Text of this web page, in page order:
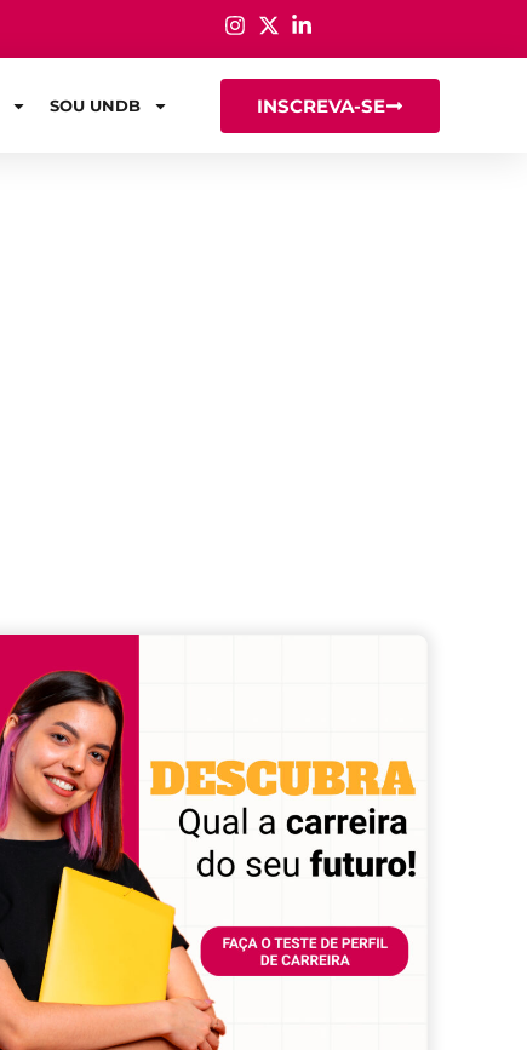
SOU UNDB INSCREVA-SE